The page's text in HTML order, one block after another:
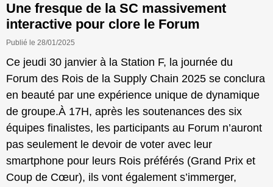
Une fresque de la SC massivement
interactive pour clore le Forum
Publié le 28/01/2025
Ce jeudi 30 janvier à la Station F, la journée du
Forum des Rois de la Supply Chain 2025 se conclura
en beauté par une expérience unique de dynamique
de groupe.À 17H, après les soutenances des six
équipes finalistes, les participants au Forum n’auront
pas seulement le devoir de voter avec leur
smartphone pour leurs Rois préférés (Grand Prix et
Coup de Cœur), ils vont également s’immerger,